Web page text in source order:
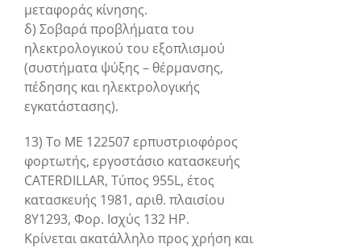
μεταφοράς κίνησης.
δ) Σοβαρά προβλήματα του
ηλεκτρολογικού του εξοπλισμού
(συστήματα ψύξης – θέρμανσης,
πέδησης και ηλεκτρολογικής
εγκατάστασης).
13) Το ΜΕ 122507 ερπυστριοφόρος
φορτωτής, εργοστάσιο κατασκευής
CATERDILLAR, Τύπος 955L, έτος
κατασκευής 1981, αριθ. πλαισίου
8Y1293, Φορ. Ισχύς 132 ΗΡ.
Κρίνεται ακατάλληλο προς χρήση και